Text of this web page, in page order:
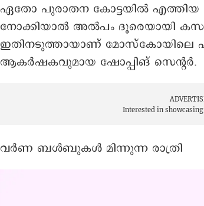
ഏതോ പുരാതന കോട്ടയിൽ എത്തിയ
നോക്കിയാൽ അൽപം ദൂരെയായി
ഇതിനടുത്തായാണ് മോസ്കോയിലെ
ആകർഷകവുമായ ഷോപ്പിങ് സെന്റർ.
Interested in
വർണ ബൾബുകൾ മിന്നുന്ന രാത്രി